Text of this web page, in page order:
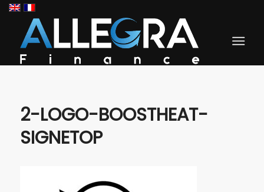
2-LOGO-BOOSTHEAT-
SIGNETOP